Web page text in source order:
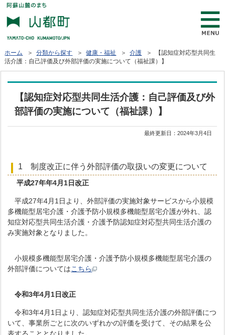
ホーム ＞分類から探す ＞健康・福祉 ＞介護 ＞ 【認知症対応型共同生
活介護：自己評価及び外部評価の実施について（福祉課）】
【認知症対応型共同生活介護：自己評価及び外
部評価の実施について（福祉課）】
最終更新日：2024年3月4日
1 制度改正に伴う外部評価の取扱いの変更について
平成27年年4月1日改正
平成27年4月1日より、外部評価の実施対象サービスから小規模
多機能型居宅介護・介護予防小規模多機能型居宅介護が外れ、認
知症対応型共同生活介護・介護予防認知症対応型共同生活介護の
み実施対象となりました。
小規模多機能型居宅介護・介護予防小規模多機能型居宅介護の
外部評価についてはこちら
令和3年4月1日改正
令和3年4月1日より、認知症対応型共同生活介護の外部評価につ
いて、事業所ごとに次のいずれかの評価を受けて、その結果を公
表することとなりました。